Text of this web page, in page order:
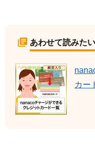
あわせて読みたい
カー